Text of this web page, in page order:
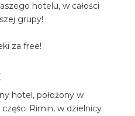
hotelu, w całości
grupy!
za free!
hotel, położony w
Rimin, w dzielnicy